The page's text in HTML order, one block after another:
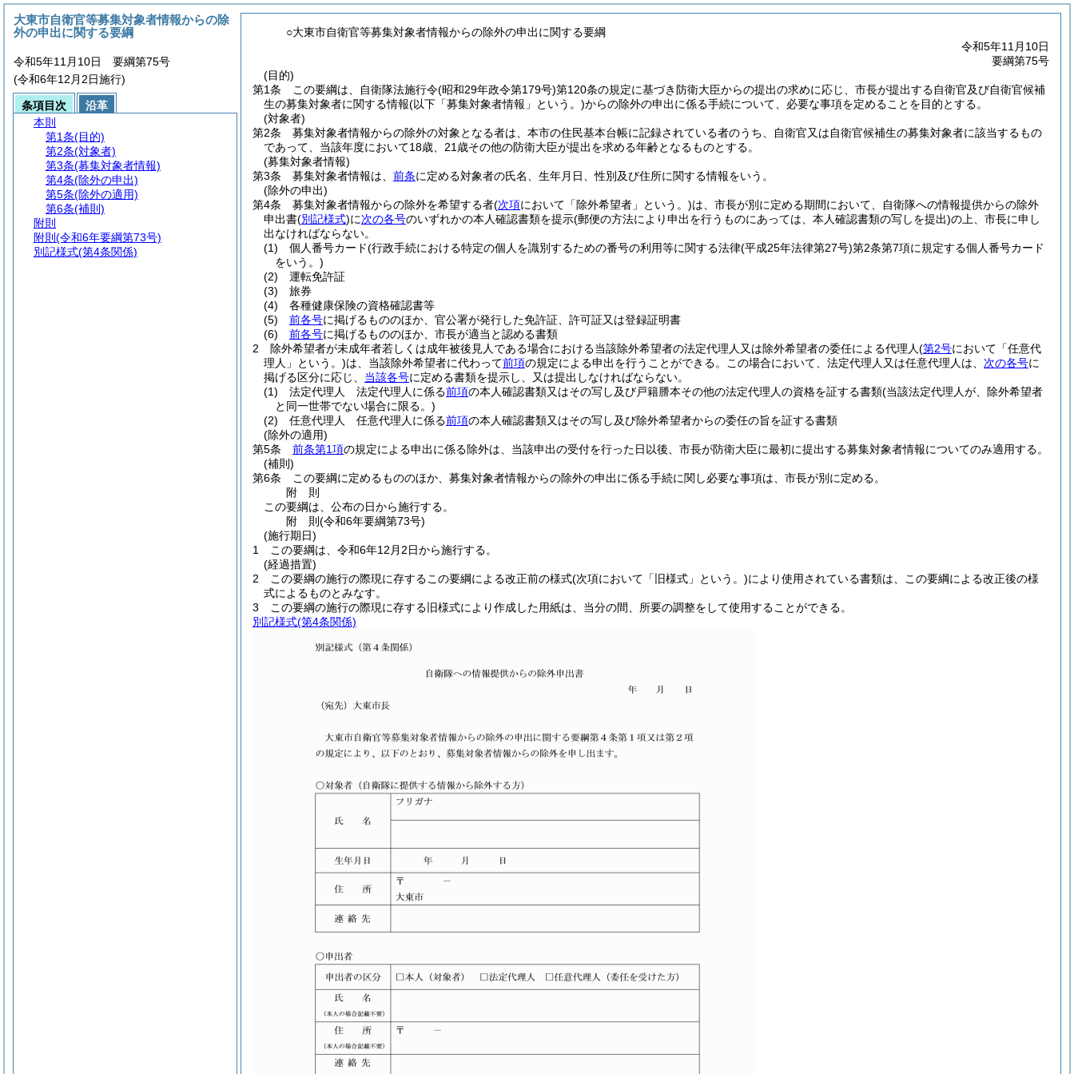
○大東市自衛官等募集対象者情報からの除外の申出に関する要綱
令和5年11月10日
要綱第75号
(目的)
第1条
この要綱は、自衛隊法施行令(昭和29年政令第179号)第120条の規定に基づき防衛大臣からの提出の求めに応じ、市長が提出する自衛官及び自衛官候補
生の募集対象者に関する情報(以下「募集対象者情報」という。)からの除外の申出に係る手続について、必要な事項を定めることを目的とする。
(対象者)
第2条
募集対象者情報からの除外の対象となる者は、本市の住民基本台帳に記録されている者のうち、自衛官又は自衛官候補生の募集対象者に該当するもの
であって、当該年度において18歳、21歳その他の防衛大臣が提出を求める年齢となるものとする。
(募集対象者情報)
第3条
募集対象者情報は、 前条に定める対象者の氏名、生年月日、性別及び住所に関する情報をいう。
(除外の申出)
第4条
募集対象者情報からの除外を希望する者(次項において「除外希望者」という。)は、市長が別に定める期間において、自衛隊への情報提供からの除外
申出書(別記様式)に次の各号のいずれかの本人確認書類を提示(郵便の方法により申出を行うものにあっては、本人確認書類の写しを提出)の上、市長に申し
出なければならない。
(1)
個人番号カード(行政手続における特定の個人を識別するための番号の利用等に関する法律(平成25年法律第27号)第2条第7項に規定する個人番号カード
をいう。)
(2)
運転免許証
(3)
旅券
(4)
各種健康保険の資格確認書等
(5)
前各号に掲げるもののほか、官公署が発行した免許証、許可証又は登録証明書
(6)
前各号に掲げるもののほか、市長が適当と認める書類
2
除外希望者が未成年者若しくは成年被後見人である場合における当該除外希望者の法定代理人又は除外希望者の委任による代理人(第2号において「任意代
理人」という。)は、当該除外希望者に代わって前項の規定による申出を行うことができる。 この場合において、法定代理人又は任意代理人は、 次の各号に
掲げる区分に応じ、 当該各号に定める書類を提示し、又は提出しなければならない。
(1)
法定代理人 法定代理人に係る前項の本人確認書類又はその写し及び戸籍謄本その他の法定代理人の資格を証する書類(当該法定代理人が、除外希望者
と同一世帯でない場合に限る。)
(2)
任意代理人 任意代理人に係る前項の本人確認書類又はその写し及び除外希望者からの委任の旨を証する書類
(除外の適用)
第5条
前条第1項の規定による申出に係る除外は、当該申出の受付を行った日以後、市長が防衛大臣に最初に提出する募集対象者情報についてのみ適用する。
(補則)
第6条
この要綱に定めるもののほか、募集対象者情報からの除外の申出に係る手続に関し必要な事項は、市長が別に定める。
附 則
この要綱は、公布の日から施行する。
附 則(令和6年要綱第73号)
(施行期日)
1
この要綱は、令和6年12月2日から施行する。
(経過措置)
2
この要綱の施行の際現に存するこの要綱による改正前の様式(次項において「旧様式」という。)により使用されている書類は、この要綱による改正後の様
式によるものとみなす。
3
この要綱の施行の際現に存する旧様式により作成した用紙は、当分の間、所要の調整をして使用することができる。
別記様式(第4条関係)
大東市自衛官等募集対象者情報からの除
外の申出に関する要綱
令和5年11月10日 要綱第75号
(令和6年12月2日施行)
条項目次
沿革
本則
第1条(目的)
第2条(対象者)
第3条(募集対象者情報)
第4条(除外の申出)
第5条(除外の適用)
第6条(補則)
附則
附則 (令和6年要綱第73号)
別記様式(第4条関係)